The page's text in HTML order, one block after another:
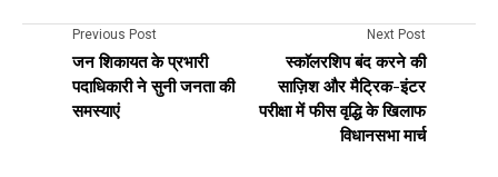
Previous Post
जन शिकायत के प्रभारी
पदाधिकारी ने सुनी जनता की
समस्याएं
Next Post
स्काॅलरशिप बंद करने की
साज़िश और मैट्रिक-इंटर
परीक्षा में फीस वृद्धि के खिलाफ
विधानसभा मार्च